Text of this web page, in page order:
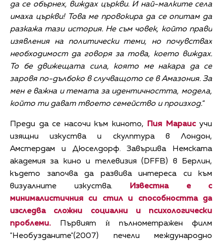
да се обърнех, виждах църкви. И най-малките села
имаха църкви! Това ме провокира да се опитам да
разкажа тази история. Не съм човек, който прави
изявления на политически теми, но почувствах
необходимост да говоря за това, което виждах.
То бе движещата сила, която ме накара да се
заровя по-дълбоко в случващото се в Амазония. За
мен е важна и темата за идентичността, модела,
който ти дават твоето семейство и произход.“
Преди да се насочи към киното, Пия Мараисучи
изящни изкуства и скулптура в Лондон,
Амстердам и Дюселдорф. Завършва Немската
академия за кино и телевизия (DFFB) в Берлин,
където започва да развива интереса си към
визуалните изкуства. Известна е с
минималистичния си стил и способността да
изследва сложни социални и психологически
проблеми. Първият ѝ пълнометражен филм
"Необузданите"(2007) печели международно